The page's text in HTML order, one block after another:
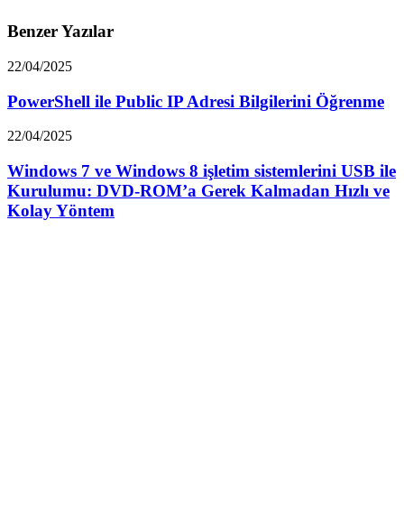
Benzer Yazılar
22/04/2025
PowerShell ile Public IP Adresi Bilgilerini Öğrenme
22/04/2025
Windows 7 ve Windows 8 işletim sistemlerini USB ile
Kurulumu: DVD-ROM’a Gerek Kalmadan Hızlı ve
Kolay Yöntem